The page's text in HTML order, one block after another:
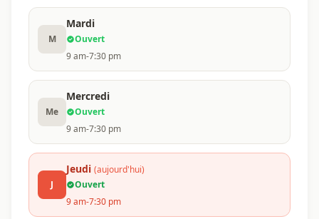
M
Mardi
Ouvert
9 am-7:30 pm
Me
Mercredi
Ouvert
9 am-7:30 pm
J
Jeudi (aujourd'hui)
Ouvert
9 am-7:30 pm